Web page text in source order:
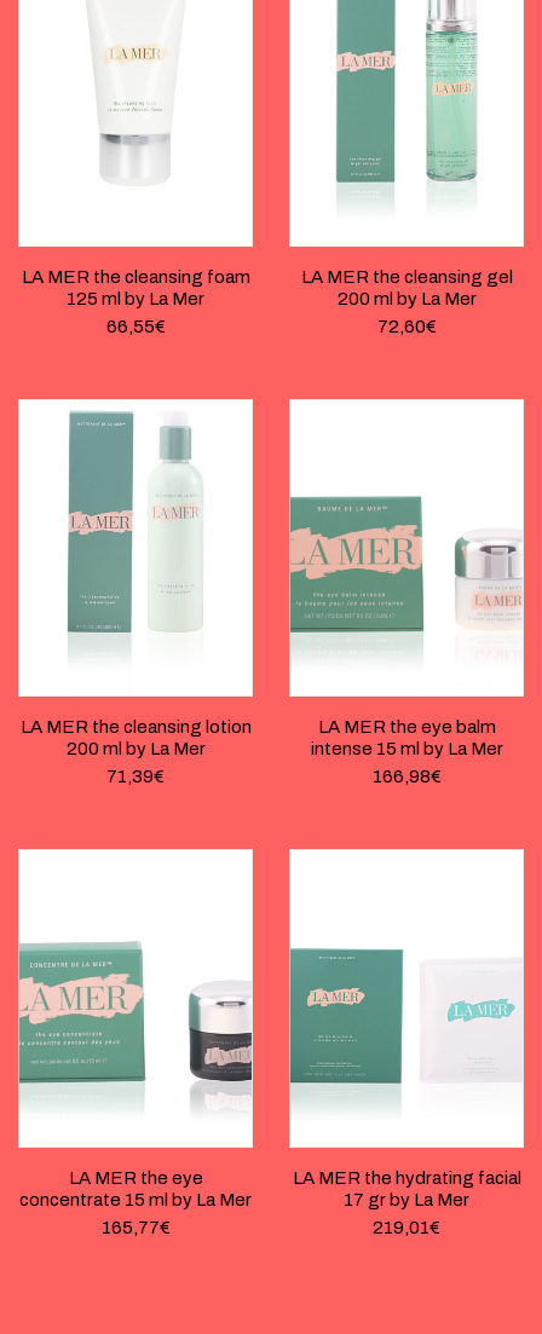
LA MER the cleansing foam
125 ml by La Mer
66,55€
LA MER the cleansing gel
200 ml by La Mer
72,60€
LA MER the cleansing lotion
200 ml by La Mer
71,39€
LA MER the eye balm
intense 15 ml by La Mer
166,98€
LA MER the eye
concentrate 15 ml by La Mer
165,77€
LA MER the hydrating facial
17 gr by La Mer
219,01€